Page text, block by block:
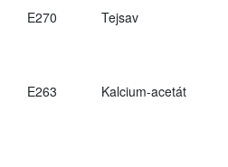
E270 Tejsav
E263 Kalcium-acetát